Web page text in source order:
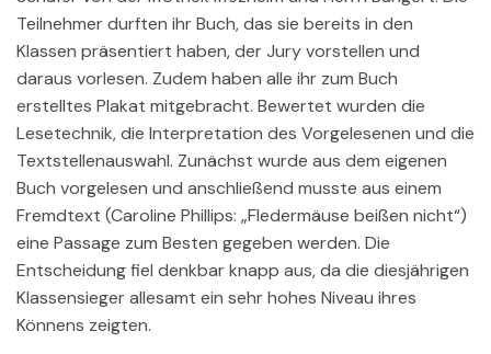
Teilnehmer durften ihr Buch, das sie bereits in den
Klassen präsentiert haben, der Jury vorstellen und
daraus vorlesen. Zudem haben alle ihr zum Buch
erstelltes Plakat mitgebracht. Bewertet wurden die
Lesetechnik, die Interpretation des Vorgelesenen und die
Textstellenauswahl. Zunächst wurde aus dem eigenen
Buch vorgelesen und anschließend musste aus einem
Fremdtext (Caroline Phillips: „Fledermäuse beißen nicht“)
eine Passage zum Besten gegeben werden. Die
Entscheidung fiel denkbar knapp aus, da die diesjährigen
Klassensieger allesamt ein sehr hohes Niveau ihres
Könnens zeigten.